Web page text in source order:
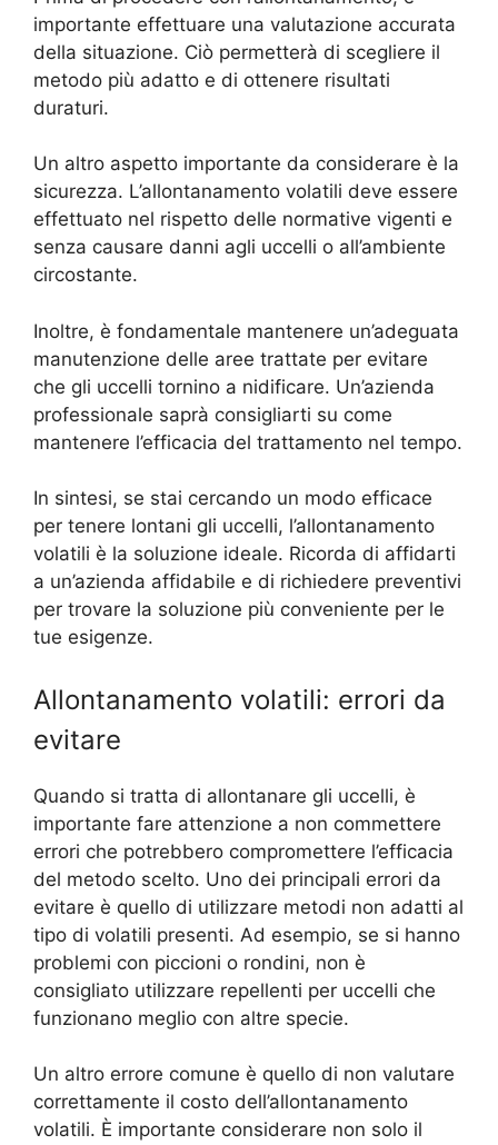
importante effettuare una valutazione accurata
della situazione. Ciò permetterà di scegliere il
metodo più adatto e di ottenere risultati
duraturi.
Un altro aspetto importante da considerare è la
sicurezza. L’allontanamento volatili deve essere
effettuato nel rispetto delle normative vigenti e
senza causare danni agli uccelli o all’ambiente
circostante.
Inoltre, è fondamentale mantenere un’adeguata
manutenzione delle aree trattate per evitare
che gli uccelli tornino a nidificare. Un’azienda
professionale saprà consigliarti su come
mantenere l’efficacia del trattamento nel tempo.
In sintesi, se stai cercando un modo efficace
per tenere lontani gli uccelli, l’allontanamento
volatili è la soluzione ideale. Ricorda di affidarti
a un’azienda affidabile e di richiedere preventivi
per trovare la soluzione più conveniente per le
tue esigenze.
Allontanamento volatili: errori da
evitare
Quando si tratta di allontanare gli uccelli, è
importante fare attenzione a non commettere
errori che potrebbero compromettere l’efficacia
del metodo scelto. Uno dei principali errori da
evitare è quello di utilizzare metodi non adatti al
tipo di volatili presenti. Ad esempio, se si hanno
problemi con piccioni o rondini, non è
consigliato utilizzare repellenti per uccelli che
funzionano meglio con altre specie.
Un altro errore comune è quello di non valutare
correttamente il costo dell’allontanamento
volatili. È importante considerare non solo il